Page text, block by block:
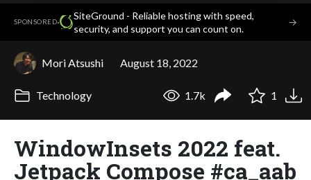
SPONSORED·
SiteGround - Reliable hosting with speed,
security, and support you can count on.
→
Mori Atsushi August 18, 2022
Technology 1.7k 1
WindowInsets 2022 feat.
Jetpack Compose #ca_aab